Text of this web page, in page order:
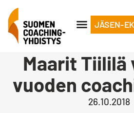
JÄSEN-
Maarit
vuoden
26.10.2018